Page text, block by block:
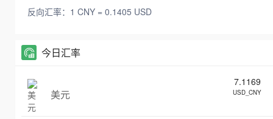
反向汇率：1 CNY = 0.1405 USD
今日汇率
美元
7.1169
USD_CNY